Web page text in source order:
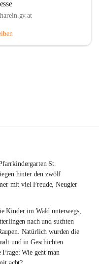
St.
hinter den zwölf
mit viel Freude, Neugier
Kinder im Wald unterwegs,
nach und suchten
Natürlich wurden die
und in Geschichten
Frage: Wie geht man